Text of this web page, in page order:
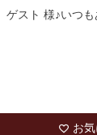
ゲスト 様♪いつ
お